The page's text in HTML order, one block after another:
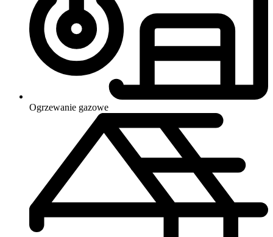
Ogrzewanie gazowe